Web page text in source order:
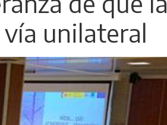
unilateral